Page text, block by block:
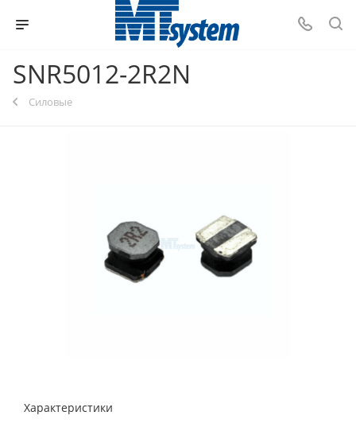
SNR5012-2R2N
Силовые
Характеристики